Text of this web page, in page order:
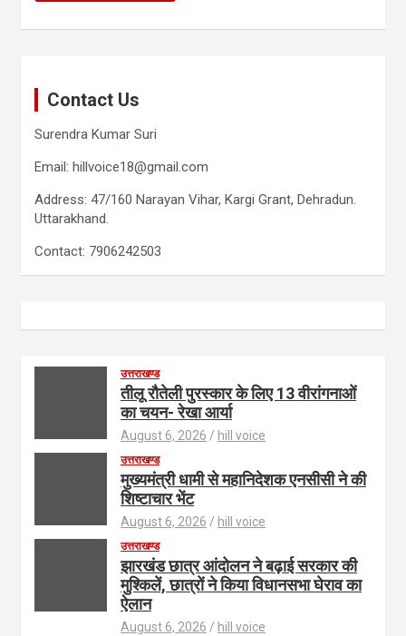
Contact Us
Surendra Kumar Suri
Email: hillvoice18@gmail.com
Address: 47/160 Narayan Vihar, Kargi Grant, Dehradun.
Uttarakhand.
Contact: 7906242503
उत्तराखण्ड
तीलू रौतेली पुरस्कार के लिए 13 वीरांगनाओं
का चयन- रेखा आर्या
August 6, 2026 hill voice
उत्तराखण्ड
मुख्यमंत्री धामी से महानिदेशक एनसीसी ने की
शिष्टाचार भेंट
August 6, 2026 hill voice
उत्तराखण्ड
झारखंड छात्र आंदोलन ने बढ़ाई सरकार की
मुश्किलें, छात्रों ने किया विधानसभा घेराव का
ऐलान
August 6, 2026 hill voice